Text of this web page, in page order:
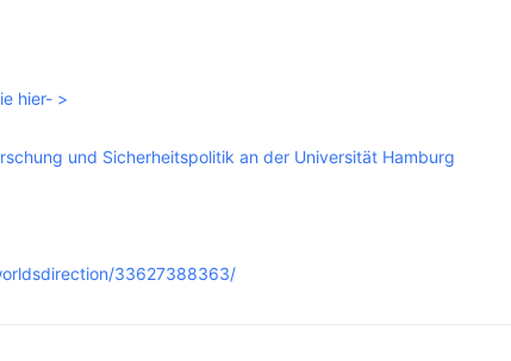
hier- >
und Sicherheitspolitik an der Universität Hamburg
33627388363/